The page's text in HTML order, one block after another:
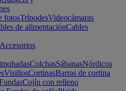
fotosTrípodesVideocámaras
de alimentaciónCables
Accesorios
ColchasSábanasNórdicos
VisillosCortinasBarras de cortina
Cojín con relleno